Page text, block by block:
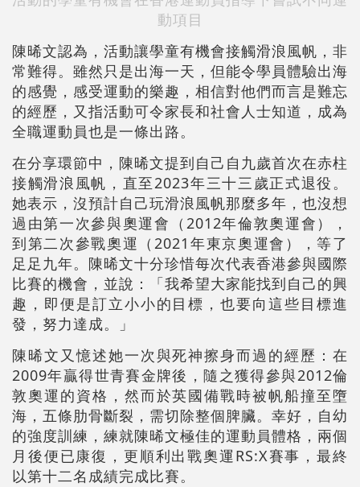
動項目
陳晞文認為，活動讓學童有機會接觸滑浪風帆，非
常難得。雖然只是出海一天，但能令學員體驗出海
的感覺，感受運動的樂趣，相信對他們而言是難忘
的經歷，又指活動可令家長和社會人士知道，成為
全職運動員也是一條出路。
在分享環節中，陳晞文提到自己自九歲首次在赤柱
接觸滑浪風帆，直至2023年三十三歲正式退役。
她表示，沒預計自己玩滑浪風帆那麼多年，也沒想
過由第一次參與奧運會（2012年倫敦奧運會），
到第二次參戰奧運（2021年東京奧運會），等了
足足九年。陳晞文十分珍惜每次代表香港參與國際
比賽的機會，並說：「我希望大家能找到自己的興
趣，即便是訂立小小的目標，也要向這些目標進
發，努力達成。」
陳晞文又憶述她一次與死神擦身而過的經歷：在
2009年贏得世青賽金牌後，隨之獲得參與2012倫
敦奧運的資格，然而於英國備戰時被帆船撞至墮
海，五條肋骨斷裂，需切除整個脾臟。幸好，自幼
的強度訓練，練就陳晞文極佳的運動員體格，兩個
月後便已康復，更順利出戰奧運RS:X賽事，最終
以第十二名成績完成比賽。